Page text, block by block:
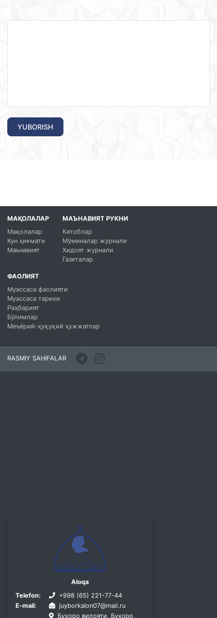
YUBORISH
МАҚОЛАЛАР
Мақолалар
Кун ҳикмати
Маънавият
МАЪНАВИЯТ РУКНИ
Китоблар
Мўминалар журнали
Хидоят журнали
Газеталар
ФАОЛИЯТ
Муассаса фаолияти
Муассаса тарихи
Раҳбарият
Бўлимлар
Меъёрий-ҳуқуқий ҳужжатлар
RASMIY SAHIFALAR
Aloqa
Telefon:
+998 (65) 221-77-44
E-mail:
juyborkalon07@mail.ru
Бухоро вилояти, Бухоро